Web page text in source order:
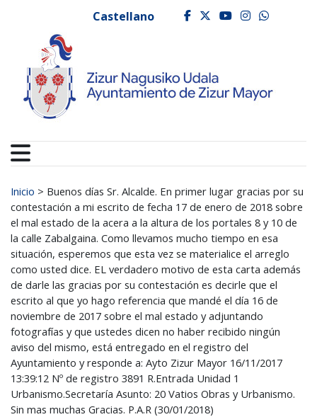
Ayuntamiento de
Castellano facebook
twitter
youtube
Buscar:
Inicio > Buenos días Sr. Alcalde. En primer lugar gracias por su
contestación a mi escrito de fecha 17 de enero de 2018 sobre
el mal estado de la acera a la altura de los portales 8 y 10 de
la calle Zabalgaina. Como llevamos mucho tiempo en esa
situación, esperemos que esta vez se materialice el arreglo
como usted dice. EL verdadero motivo de esta carta además
de darle las gracias por su contestación es decirle que el
escrito al que yo hago referencia que mandé el día 16 de
noviembre de 2017 sobre el mal estado y adjuntando
fotografías y que ustedes dicen no haber recibido ningún
aviso del mismo, está entregado en el registro del
Ayuntamiento y responde a: Ayto Zizur Mayor 16/11/2017
13:39:12 Nº de registro 3891 R.Entrada Unidad 1
Urbanismo.Secretaría Asunto: 20 Vatios Obras y Urbanismo.
Sin mas muchas Gracias. P.A.R (30/01/2018)